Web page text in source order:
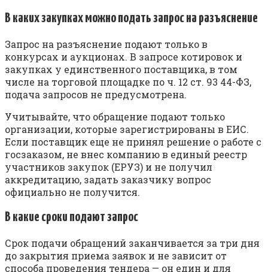
В каких закупках можно подать запрос на разъяснение
Запрос на разъяснение подают только в
конкурсах и аукционах. В запросе котировок и
закупках у единственного поставщика, в том
числе на торговой площадке по ч. 12 ст. 93 44-ФЗ,
подача запросов не предусмотрена.
Учитывайте, что обращение подают только
организации, которые зарегистрированы в ЕИС.
Если поставщик еще не принял решение о работе с
госзаказом, не внес компанию в единый реестр
участников закупок (ЕРУЗ) и не получил
аккредитацию, задать заказчику вопрос
официально не получится.
В какие сроки подают запрос
Срок подачи обращений заканчивается за три дня
до закрытия приема заявок и не зависит от
способа проведения тендера — он един и для